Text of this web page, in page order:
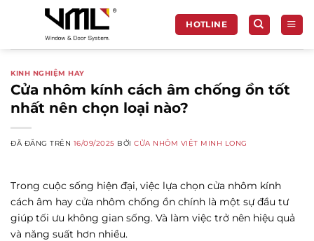
HOTLINE
KINH NGHIỆM HAY
Cửa nhôm kính cách âm chống ồn tốt
nhất nên chọn loại nào?
ĐÃ ĐĂNG TRÊN 16/09/2025 BỞICỬA NHÔM VIỆT MINH LONG
Trong cuộc sống hiện đại, việc lựa chọn cửa nhôm kính
cách âm hay cửa nhôm chống ồn chính là một sự đầu tư
giúp tối ưu không gian sống. Và làm việc trở nên hiệu quả
và năng suất hơn nhiều.